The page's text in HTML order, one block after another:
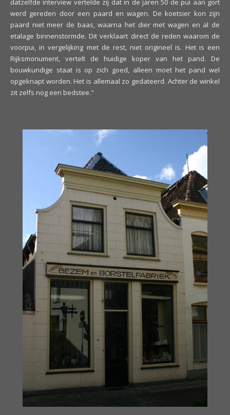
datzelfde interview vertelde zij dat in de jaren 50 de pui aan gort
werd gereden door een paard en wagen. De koetsier kon zijn
paard niet meer de baas, waarna het dier met wagen en al de
etalage binnenstormde. Dit verklaart direct de reden waarom de
voorpui, in vergelijking met de rest, niet origineel is. Het is een
Rijksmonument, vertelt de huidige koper van het pand. De
bouwkundige staat is op zich goed, alleen moet het pand wel
opgeknapt worden. Het is allemaal zo gedateerd. Achter de winkel
zit zelfs nog een bedstee."